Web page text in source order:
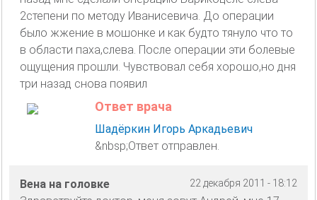
2степени по методу Иванисевича. До операции
было жжение в мошонке и как будто тянуло что то
в области паха,слева. После операции эти болевые
ощущения прошли. Чувствовал себя хорошо,но дня
три назад снова появил
Ответ врача
Шадёркин Игорь Аркадьевич
&nbsp;Ответ отправлен.
22 декабря 2011 - 18:12
Вена на головке